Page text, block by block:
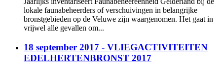
lokale faunabeheerders of verschuivingen in belangrijke
bronstgebieden op de Veluwe zijn waargenomen. Het gaat in
vrijwel alle gevallen om...
18 september 2017 - VLIEGACTIVITEITEN
EDELHERTENBRONST 2017